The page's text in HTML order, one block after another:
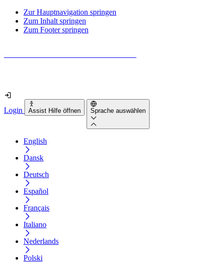
Zur Hauptnavigation springen
Zum Inhalt springen
Zum Footer springen
Login Assist Hilfe öffnen Sprache auswählen
English
Dansk
Deutsch
Español
Français
Italiano
Nederlands
Polski